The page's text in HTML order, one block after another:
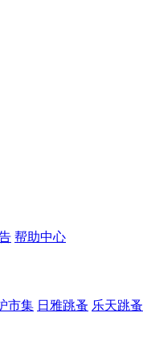
帮助中心
市集 日雅跳蚤 乐天跳蚤